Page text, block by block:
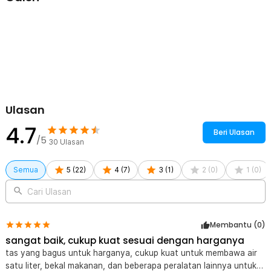
Ulasan
4.7/5 30 Ulasan
Beri Ulasan
Semua 5 (22) 4 (7) 3 (1 ) 2 (0) 1 (0)
Cari Ulasan
Membantu (0)
sangat baik, cukup kuat sesuai dengan harganya
tas yang bagus untuk harganya, cukup kuat untuk membawa air
satu liter, bekal makanan, dan beberapa peralatan lainnya untuk